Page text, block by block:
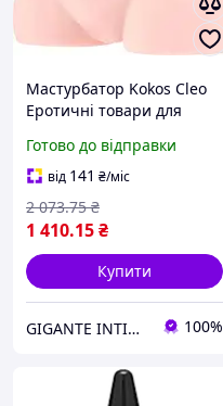
Мастурбатор Kokos Cleo
Еротичні товари для
Готово до відправки
від 141 ₴/міс
1 410.15₴
2 073.75 ₴
Купити
GIGANTE INTIM SHOP 100%